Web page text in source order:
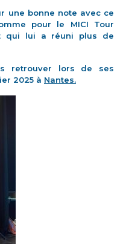
une bonne note avec ce
pour le MICI Tour
qui lui a réuni plus de
retrouver lors de ses
2025 à Nantes.